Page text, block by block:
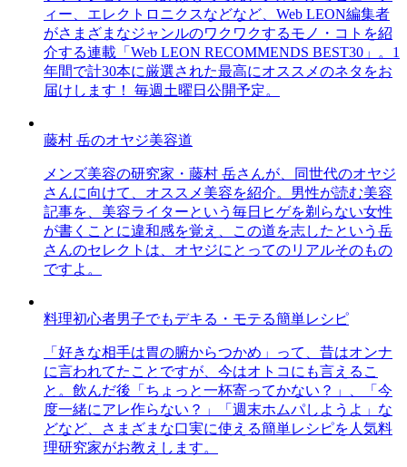
ィー、エレクトロニクスなどなど、Web LEON編集者
がさまざまなジャンルのワクワクするモノ・コトを紹
介する連載「Web LEON RECOMMENDS BEST30」。1
年間で計30本に厳選された最高にオススメのネタをお
届けします！ 毎週土曜日公開予定。
藤村 岳のオヤジ美容道
メンズ美容の研究家・藤村 岳さんが、同世代のオヤジ
さんに向けて、オススメ美容を紹介。男性が読む美容
記事を、美容ライターという毎日ヒゲを剃らない女性
が書くことに違和感を覚え、この道を志したという岳
さんのセレクトは、オヤジにとってのリアルそのもの
ですよ。
料理初心者男子でもデキる・モテる簡単レシピ
「好きな相手は胃の腑からつかめ」って、昔はオンナ
に言われてたことですが、今はオトコにも言えるこ
と。飲んだ後「ちょっと一杯寄ってかない？」、「今
度一緒にアレ作らない？」「週末ホムパしようよ」な
どなど、さまざまな口実に使える簡単レシピを人気料
理研究家がお教えします。